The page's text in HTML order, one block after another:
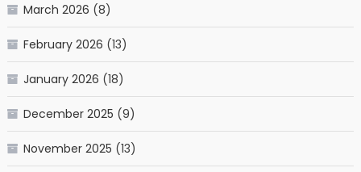
March 2026 (8)
February 2026 (13)
January 2026 (18)
December 2025 (9)
November 2025 (13)